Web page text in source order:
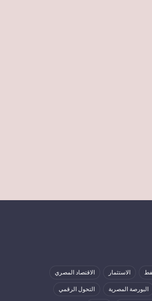
الاستثمار الاقتصاد المصري
البورصة المصرية التحول الرقمي